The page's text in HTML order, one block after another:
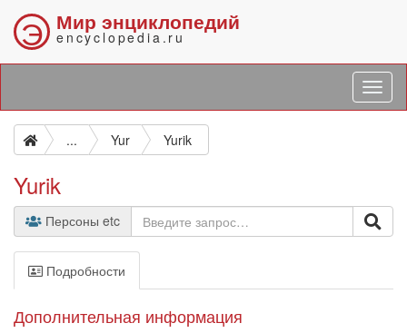
Э Мир энциклопедий
encyclopedia.ru
... Yur Yurik
Yurik
Персоны etc
Подробности
Дополнительная информация